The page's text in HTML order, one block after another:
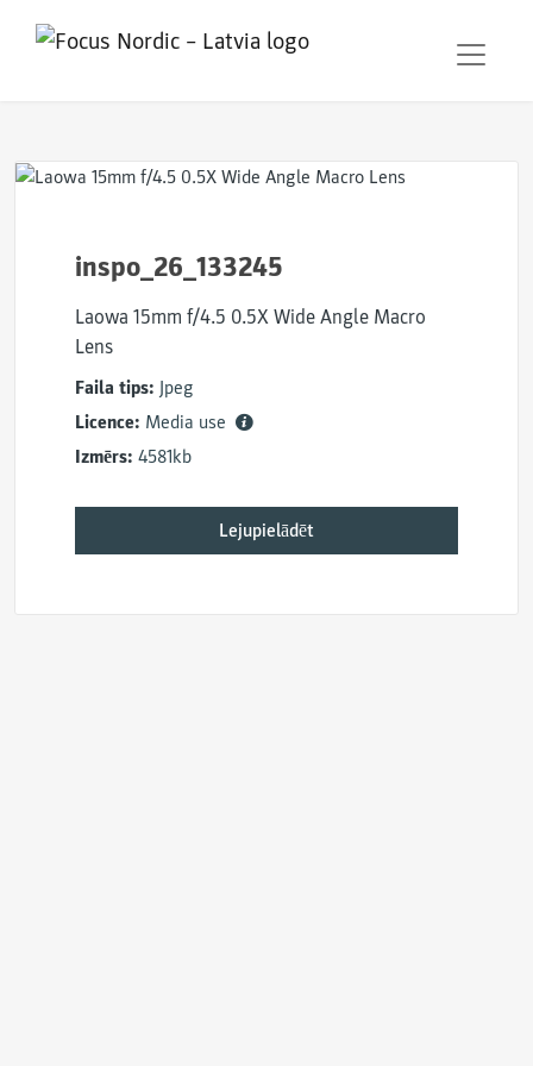
inspo_26_133245
Laowa 15mm f/4.5 0.5X Wide Angle Macro
Lens
Faila tips: Jpeg
Licence: Media use
Izmērs: 4581kb
Lejupielādēt